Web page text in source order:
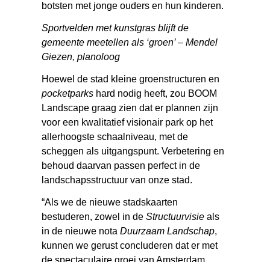
botsten met jonge ouders en hun kinderen.
Sportvelden met kunstgras blijft de
gemeente meetellen als ‘groen’ –Mendel
Giezen, planoloog
Hoewel de stad kleine groenstructuren en
pocketparks hard nodig heeft, zou BOOM
Landscape graag zien dat er plannen zijn
voor een kwalitatief visionair park op het
allerhoogste schaalniveau, met de
scheggen als uitgangspunt. Verbetering en
behoud daarvan passen perfect in de
landschapsstructuur van onze stad.
“Als we de nieuwe stadskaarten
bestuderen, zowel in deStructuurvisie als
in de nieuwe notaDuurzaam Landschap,
kunnen we gerust concluderen dat er met